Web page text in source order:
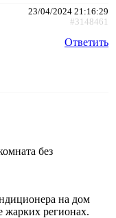
23/04/2024 21:16:29
#3148461
Ответить
без
на дом
жарких регионах.